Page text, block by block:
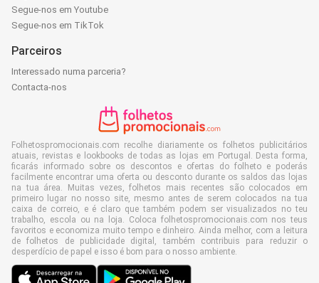
Segue-nos em Youtube
Segue-nos em TikTok
Parceiros
Interessado numa parceria?
Contacta-nos
Folhetospromocionais.com recolhe diariamente os folhetos publicitários
atuais, revistas e lookbooks de todas as lojas em Portugal. Desta forma,
ficarás informado sobre os descontos e ofertas do folheto e poderás
facilmente encontrar uma oferta ou desconto durante os saldos das lojas
na tua área. Muitas vezes, folhetos mais recentes são colocados em
primeiro lugar no nosso site, mesmo antes de serem colocados na tua
caixa de correio, e é claro que também podem ser visualizados no teu
trabalho, escola ou na loja. Coloca folhetospromocionais.com nos teus
favoritos e economiza muito tempo e dinheiro. Ainda melhor, com a leitura
de folhetos de publicidade digital, também contribuis para reduzir o
desperdício de papel e isso é bom para o nosso ambiente.